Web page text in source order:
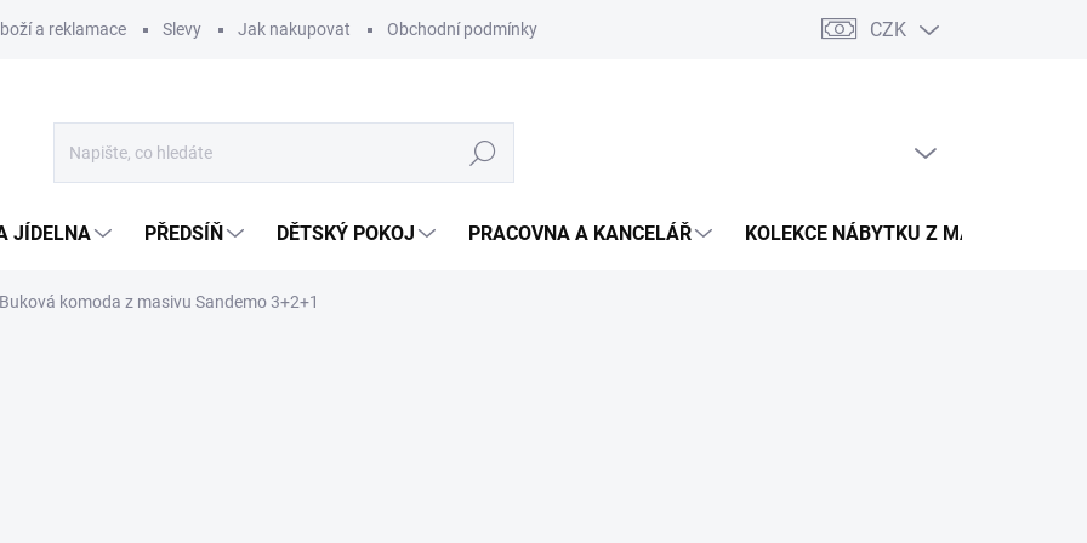
a reklamace Slevy Jak nakupovat Obchodní podmínky Podmínky ochrany osobních údajů Pojištění zásilky
CZK
Hledat
JÍDELNA PŘEDSÍŇ DĚTSKÝ POKOJ PRACOVNA A KANCELÁŘ KOLEKCE NÁBYTKU Z MASIVU
Buková komoda z masivu Sandemo 3+2+1